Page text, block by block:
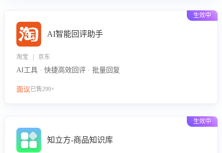
生效中
AI智能回评助手
淘宝 | 京东
AI工具 · 快捷高效回评 · 批量回复
面议已售299+
生效中
知立方-商品知识库